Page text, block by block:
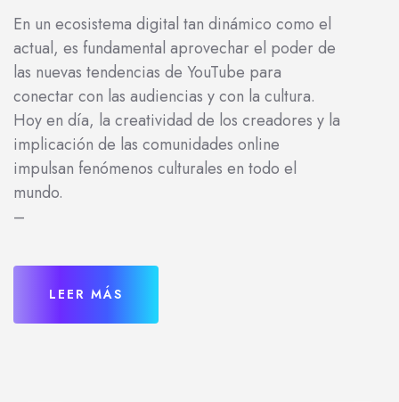
En un ecosistema digital tan dinámico como el
actual, es fundamental aprovechar el poder de
las nuevas tendencias de YouTube para
conectar con las audiencias y con la cultura.
Hoy en día, la creatividad de los creadores y la
implicación de las comunidades online
impulsan fenómenos culturales en todo el
mundo.
–
LEER MÁS